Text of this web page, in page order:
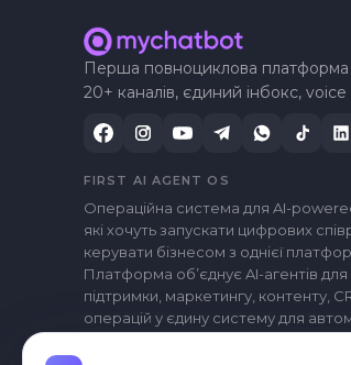
Перша повноциклова платформа
20+ каналів, єдиний інбокс, voice
FIRST AI AGENT OS
Операційна система для AI-
які хочуть запускати цифрових
керувати бізнесом з однієї
Платформа обʼєднує AI-агентів для
підтримки, маркетингу, контенту,
операцій у єдину систему для